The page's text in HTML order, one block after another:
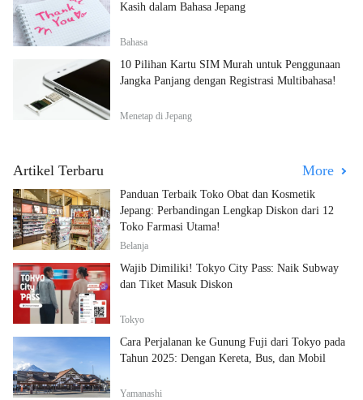
Kasih dalam Bahasa Jepang
Bahasa
10 Pilihan Kartu SIM Murah untuk Penggunaan
Jangka Panjang dengan Registrasi Multibahasa!
Menetap di Jepang
Artikel Terbaru More
Panduan Terbaik Toko Obat dan Kosmetik
Jepang: Perbandingan Lengkap Diskon dari 12
Toko Farmasi Utama!
Belanja
Wajib Dimiliki! Tokyo City Pass: Naik Subway
dan Tiket Masuk Diskon
Tokyo
Cara Perjalanan ke Gunung Fuji dari Tokyo pada
Tahun 2025: Dengan Kereta, Bus, dan Mobil
Yamanashi